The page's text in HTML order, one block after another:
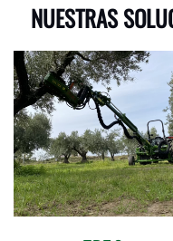
NUESTRAS